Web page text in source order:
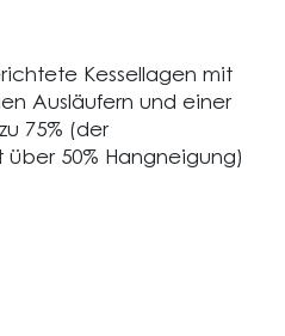
Kessellagen mit
Ausläufern und einer
75% (der
50% Hangneigung)